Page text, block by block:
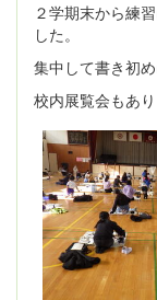
２学期末から練
した。
集中して書き初
校内展覧会もあ